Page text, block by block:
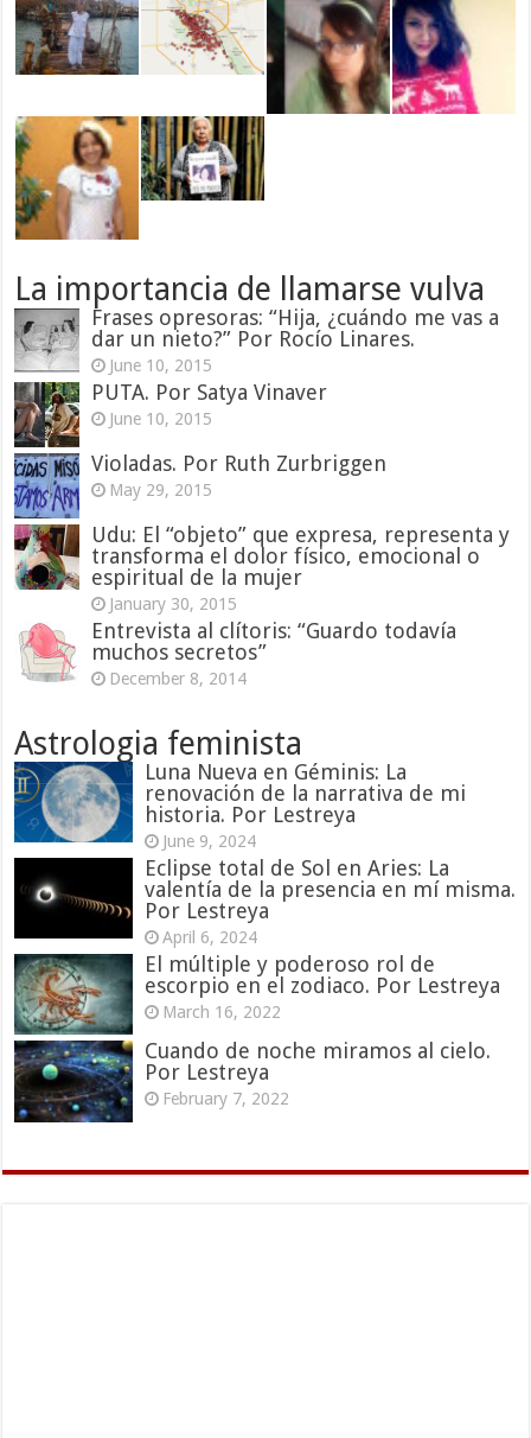
La importancia de llamarse vulva
Frases opresoras: “Hija, ¿cuándo me vas a
dar un nieto?” Por Rocío Linares.
June 10, 2015
PUTA. Por Satya Vinaver
June 10, 2015
Violadas. Por Ruth Zurbriggen
May 29, 2015
Udu: El “objeto” que expresa, representa y
transforma el dolor físico, emocional o
espiritual de la mujer
January 30, 2015
Entrevista al clítoris: “Guardo todavía
muchos secretos”
December 8, 2014
Astrologia feminista
Luna Nueva en Géminis: La
renovación de la narrativa de mi
historia. Por Lestreya
June 9, 2024
Eclipse total de Sol en Aries: La
valentía de la presencia en mí misma.
Por Lestreya
April 6, 2024
El múltiple y poderoso rol de
escorpio en el zodiaco. Por Lestreya
March 16, 2022
Cuando de noche miramos al cielo.
Por Lestreya
February 7, 2022